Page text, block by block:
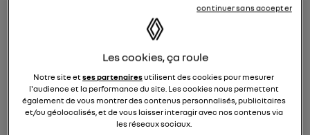
Renault 5 E-Tech
électrique
électriques RENAULT
872membres
Les cookies, ça roule
Notre site etses partenairesutilisent des cookies pour mesurer
l'audience et la performance du site. Les cookies nous permettent
également de vous montrer des contenus personnalisés, publicitaires
et/ou géolocalisés, et de vous laisser interagir avec nos contenus via
les réseaux sociaux.
continuer sans accepter